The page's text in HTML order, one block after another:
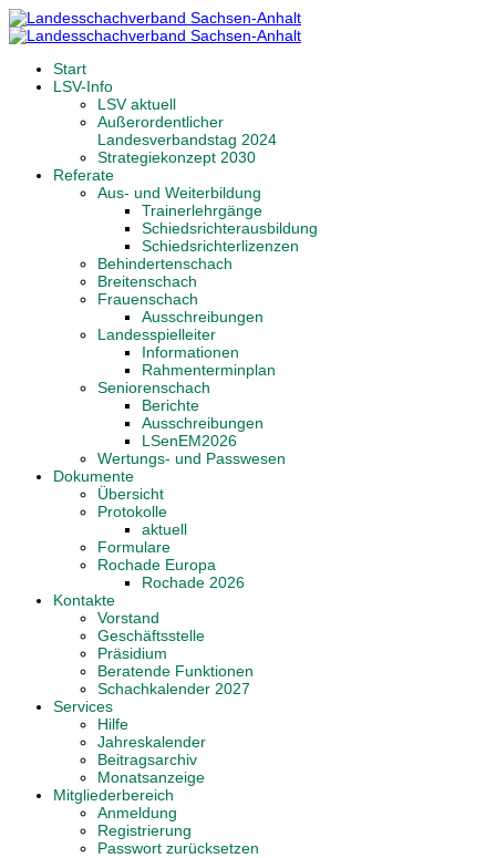
Start
LSV-Info
LSV aktuell
Außerordentlicher
Landesverbandstag 2024
Strategiekonzept 2030
Referate
Aus- und Weiterbildung
Trainerlehrgänge
Schiedsrichterausbildung
Schiedsrichterlizenzen
Behindertenschach
Breitenschach
Frauenschach
Ausschreibungen
Landesspielleiter
Informationen
Rahmenterminplan
Seniorenschach
Berichte
Ausschreibungen
LSenEM2026
Wertungs- und Passwesen
Dokumente
Übersicht
Protokolle
aktuell
Formulare
Rochade Europa
Rochade 2026
Kontakte
Vorstand
Geschäftsstelle
Präsidium
Beratende Funktionen
Schachkalender 2027
Services
Hilfe
Jahreskalender
Beitragsarchiv
Monatsanzeige
Mitgliederbereich
Anmeldung
Registrierung
Passwort zurücksetzen